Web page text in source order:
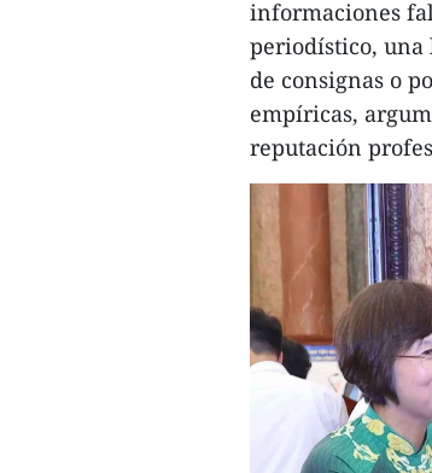
informaciones
periodístico, una
de consignas o
empíricas,
reputación